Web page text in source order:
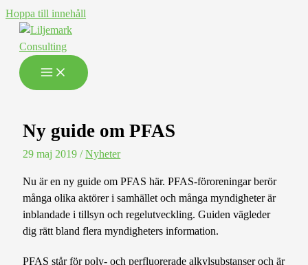
Hoppa till innehåll
Ny guide om PFAS
29 maj 2019/Nyheter
Nu är en ny guide om PFAS här. PFAS-föroreningar berör
många olika aktörer i samhället och många myndigheter är
inblandade i tillsyn och regelutveckling. Guiden vägleder
dig rätt bland flera myndigheters information.
PFAS står för poly- och perfluorerade alkylsubstanser och är